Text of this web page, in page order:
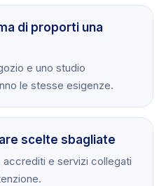
di proporti una
e uno studio
le stesse esigenze.
scelte sbagliate
accrediti e servizi collegati